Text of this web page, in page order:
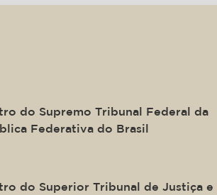
do Supremo Tribunal Federal da
Federativa do Brasil
do Superior Tribunal de Justiça e